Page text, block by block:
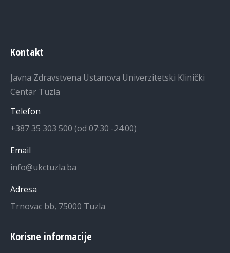
Kontakt
Javna Zdravstvena Ustanova Univerzitetski Klinički
Centar Tuzla
Telefon
+387 35 303 500 (od 07:30 -24:00)
Email
info@ukctuzla.ba
Adresa
Trnovac bb, 75000 Tuzla
Korisne informacije